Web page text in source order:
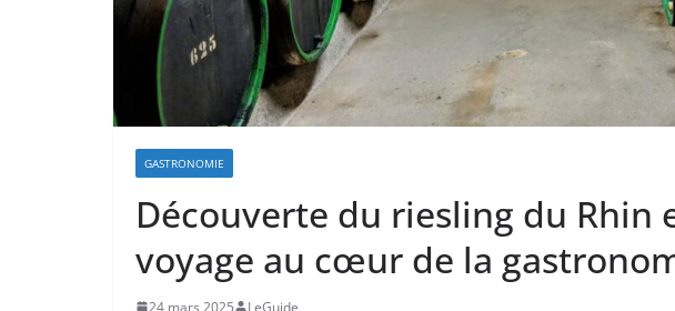
GASTRONOMIE
Découverte du riesling du Rhin
voyage au cœur de la
24 mars 2025 LeGuide